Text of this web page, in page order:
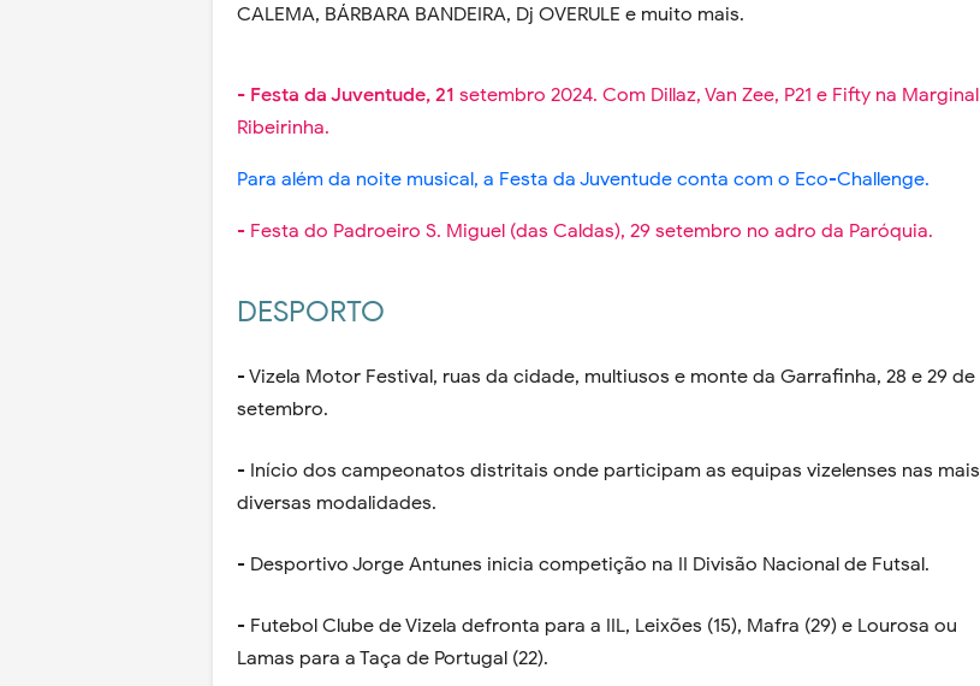
CALEMA, BÁRBARA BANDEIRA, Dj OVERULE e muito mais.
- Festa da Juventude, 21 setembro 2024. Com Dillaz, Van Zee, P21 e Fifty na Marginal
Ribeirinha.
Para além da noite musical, a Festa da Juventude conta com o Eco-Challenge.
- Festa do Padroeiro S. Miguel (das Caldas), 29 setembro no adro da Paróquia.
DESPORTO
- Vizela Motor Festival, ruas da cidade, multiusos e monte da Garrafinha, 28 e 29 de
setembro.
- Início dos campeonatos distritais onde participam as equipas vizelenses nas mais
diversas modalidades.
- Desportivo Jorge Antunes inicia competição na II Divisão Nacional de Futsal.
- Futebol Clube de Vizela defronta para a IIL, Leixões (15), Mafra (29) e Lourosa ou
Lamas para a Taça de Portugal (22).